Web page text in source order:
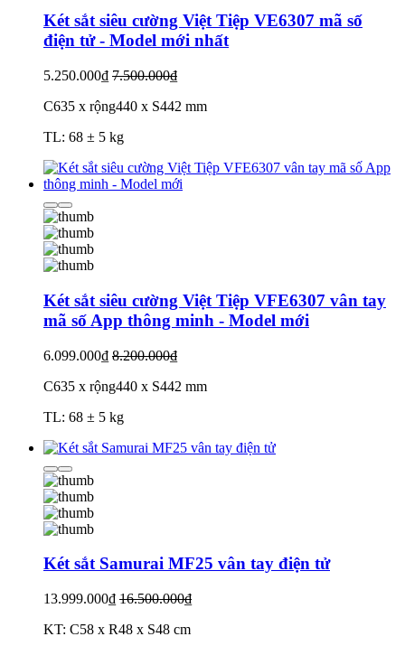
Két sắt siêu cường Việt Tiệp VE6307 mã số
điện tử - Model mới nhất
5.250.000₫ 7.500.000₫
C635 x rộng440 x S442 mm
TL: 68 ± 5 kg
Két sắt siêu cường Việt Tiệp VFE6307 vân tay
mã số App thông minh - Model mới
6.099.000₫ 8.200.000₫
C635 x rộng440 x S442 mm
TL: 68 ± 5 kg
Két sắt Samurai MF25 vân tay điện tử
13.999.000₫ 16.500.000₫
KT: C58 x R48 x S48 cm